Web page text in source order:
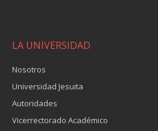
LA UNIVERSIDAD
Nosotros
Universidad Jesuita
Autoridades
Vicerrectorado Académico